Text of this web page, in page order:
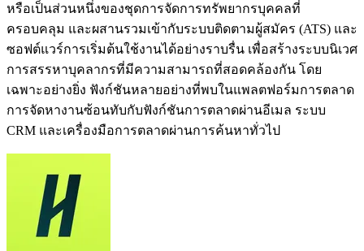
หรือเป็นส่วนหนึ่งของชุดการจัดการทรัพยากรบุคคลที่
ครอบคลุม และผสานรวมเข้ากับระบบติดตามผู้สมัคร (ATS) และ
ซอฟต์แวร์การเริ่มต้นใช้งานได้อย่างราบรื่น เพื่อสร้างระบบนิเวศ
การสรรหาบุคลากรที่มีความสามารถที่สอดคล้องกัน โดย
เฉพาะอย่างยิ่ง ฟังก์ชันหลายอย่างที่พบในแพลตฟอร์มการตลาด
การจัดหางานซ้อนทับกับฟังก์ชันการตลาดผ่านอีเมล ระบบ
CRM และเครื่องมือการตลาดผ่านการค้นหาทั่วไป